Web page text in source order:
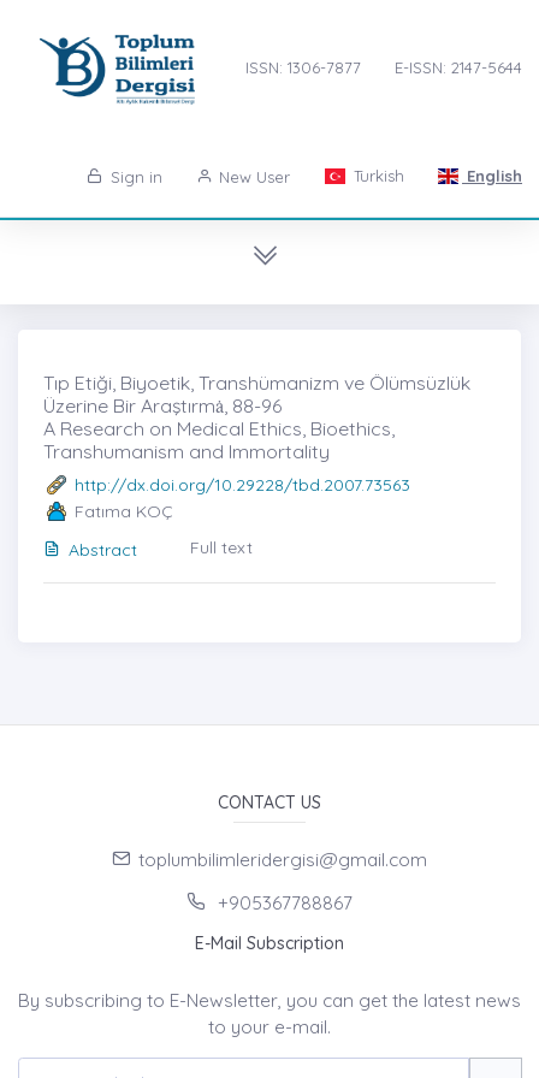
ISSN: 1306-7877 E-ISSN: 2147-5644
Sign in New User Turkish English
Tıp Etiği, Biyoetik, Transhümanizm ve Ölümsüzlük
Üzerine Bir Araştırmȧ, 88-96
A Research on Medical Ethics, Bioethics,
Transhumanism and Immortality
http://dx.doi.org/10.29228/tbd.2007.73563
Fatıma KOÇ
Abstract
Full text
CONTACT US
toplumbilimleridergisi@gmail.com
+905367788867
E-Mail Subscription
By subscribing to E-Newsletter, you can get the latest news
to your e-mail.